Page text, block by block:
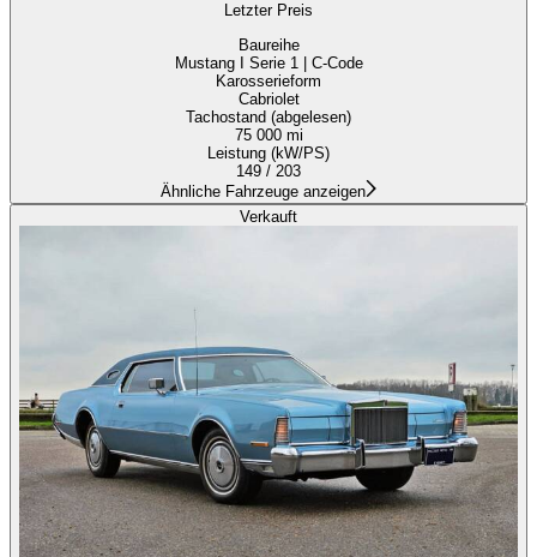
Letzter Preis
Baureihe
Mustang I Serie 1 | C-Code
Karosserieform
Cabriolet
Tachostand (abgelesen)
75 000 mi
Leistung (kW/PS)
149 / 203
Ähnliche Fahrzeuge anzeigen
Verkauft